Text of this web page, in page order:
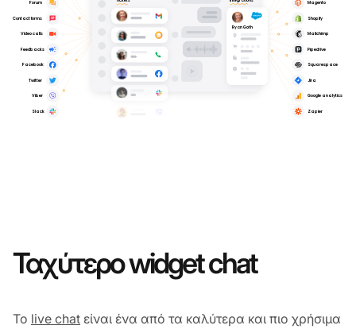
Ταχύτερο widget chat
Το live chat είναι ένα από τα καλύτερα και πιο χρήσιμα